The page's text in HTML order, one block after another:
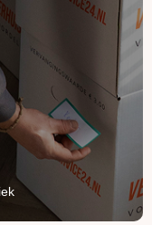
onze vrachten
jouw meubels en